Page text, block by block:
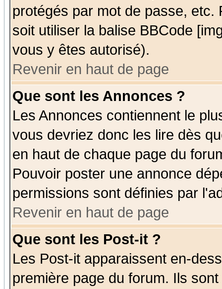
protégés par mot de passe,
soit utiliser la balise BBCode
vous y êtes autorisé).
Revenir en haut de page
Que sont les Annonces ?
Les Annonces contiennent le
vous devriez donc les lire dès
en haut de chaque page du
Pouvoir poster une annonce
permissions sont définies par
Revenir en haut de page
Que sont les Post-it ?
Les Post-it apparaissent en-
première page du forum. Ils